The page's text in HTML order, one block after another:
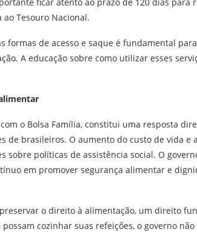
Tesouro Nacional.
formas de acesso e saque é fundamental
A educação sobre como utilizar esses
o Bolsa Família, constitui uma resposta
de brasileiros. O aumento do custo de vida e
sobre políticas de assistência social. O
em promover segurança alimentar e
o direito à alimentação, um direito
cozinhar suas refeições, o governo